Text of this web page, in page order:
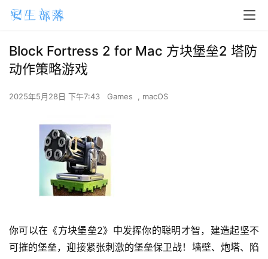
Block Fortress 2 for Mac 方块堡垒2 塔防
动作策略游戏
2025年5月28日 下午7:43 Games , macOS
你可以在《方块堡垒2》中发挥你的聪明才智，建造起坚不
可摧的堡垒，迎接紧张刺激的堡垒保卫战！墙壁、炮塔、陷